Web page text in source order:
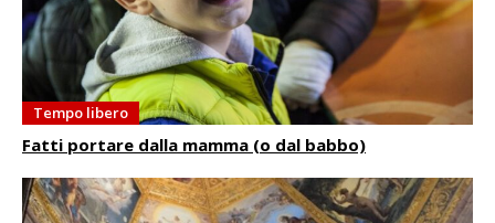
Tempo libero
Fatti portare dalla mamma (o dal babbo)